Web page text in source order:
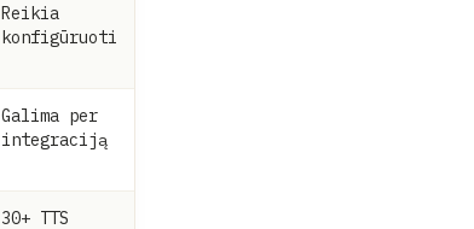
Reikia
konfigūruoti
Galima per
integraciją
30+ TTS